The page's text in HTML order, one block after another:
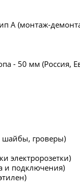
A (монтаж-
- 50 мм (Россия,
шайбы, гроверы)
электророзетки)
и подключения)